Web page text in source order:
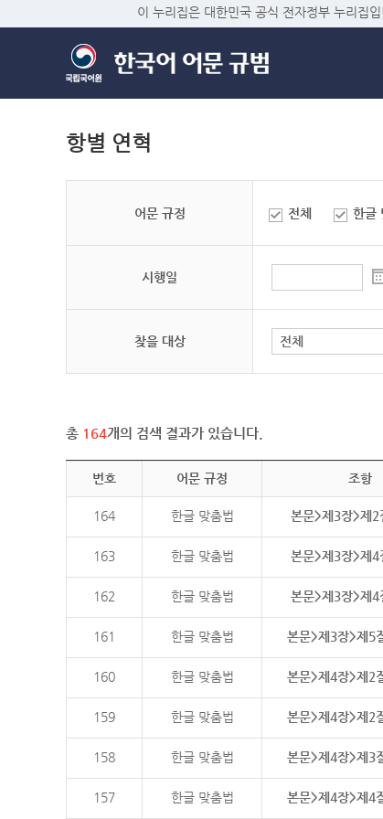
이 누리집은 대한민국 공식 전자정부 누리집입
항별 연혁
어문 규정 전체 한글
시행일
찾을 대상
총 164개의 검색 결과가 있습니다.
번호 어문 규정 조항
164 한글 맞춤법 본문>제3장>제2
163 한글 맞춤법 본문>제3장>제4
162 한글 맞춤법 본문>제3장>제4
161 한글 맞춤법 본문>제3장>제5
160 한글 맞춤법 본문>제4장>제2
159 한글 맞춤법 본문>제4장>제2
158 한글 맞춤법 본문>제4장>제3
157 한글 맞춤법 본문>제4장>제4